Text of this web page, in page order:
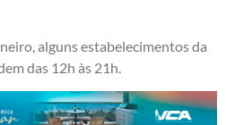
alguns estabelecimentos da
das 12h às 21h.